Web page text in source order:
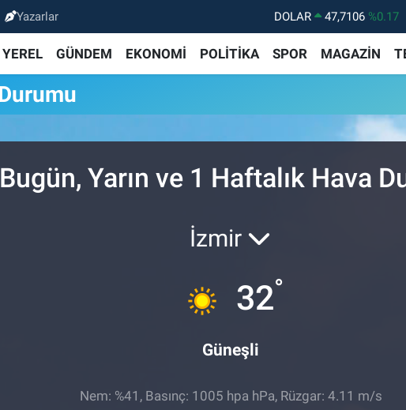
Yazarlar DOLAR 47,7106 %0.17
EURO
55,1652
%0.27
STERLİN
64,4046 %0.35
13.773
%-19
YEREL GÜNDEM EKONOMİ POLİTİKA SPOR MAGAZİN
Yarın ve 1 Haftalık Hava
İzmir
32°
Güneşli
Nem: %41, Basınç: 1005 hpa hPa, Rüzgar: 4.11 m/s